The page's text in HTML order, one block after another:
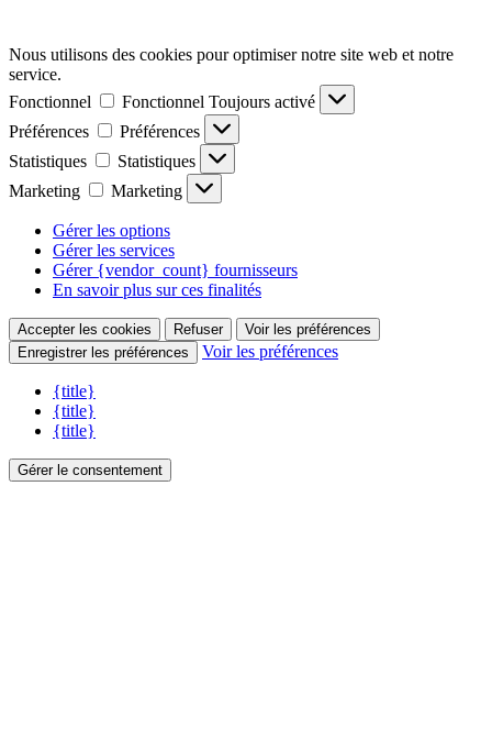
Nous utilisons des cookies pour optimiser notre site web et notre
service.
Fonctionnel
Fonctionnel Toujours activé
Préférences
Préférences
Statistiques
Statistiques
Marketing
Marketing
Gérer les options
Gérer les services
Gérer {vendor_count} fournisseurs
En savoir plus sur ces finalités
Accepter les cookies Refuser
Voir les préférences
Enregistrer les préférences
Voir les préférences
{title}
{title}
{title}
Gérer le consentement